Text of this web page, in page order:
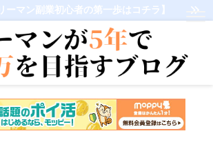
ーマン副業初心者の第一歩はコチラ】